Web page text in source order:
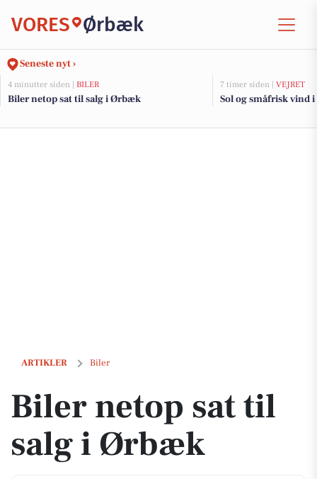
VORES Ørbæk
Seneste nyt ›
4 minutter siden | BILER
Biler netop sat til salg i Ørbæk
7 timer siden | VEJRET
Sol og småfrisk vind i
ARTIKLER Biler
Biler netop sat til salg i Ørbæk
Biler netop sat til
salg i Ørbæk